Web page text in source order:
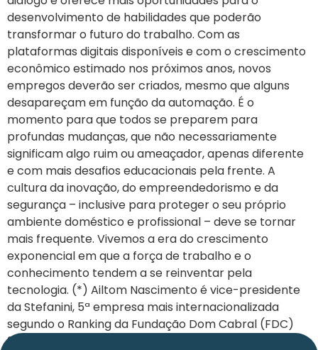
desenvolvimento de habilidades que poderão
transformar o futuro do trabalho. Com as
plataformas digitais disponíveis e com o crescimento
econômico estimado nos próximos anos, novos
empregos deverão ser criados, mesmo que alguns
desapareçam em função da automação. É o
momento para que todos se preparem para
profundas mudanças, que não necessariamente
significam algo ruim ou ameaçador, apenas diferente
e com mais desafios educacionais pela frente. A
cultura da inovação, do empreendedorismo e da
segurança – inclusive para proteger o seu próprio
ambiente doméstico e profissional – deve se tornar
mais frequente. Vivemos a era do crescimento
exponencial em que a força de trabalho e o
conhecimento tendem a se reinventar pela
tecnologia. (*) Ailtom Nascimento é vice-presidente
da Stefanini, 5ª empresa mais internacionalizada
segundo o Ranking da Fundação Dom Cabral (FDC)
2018